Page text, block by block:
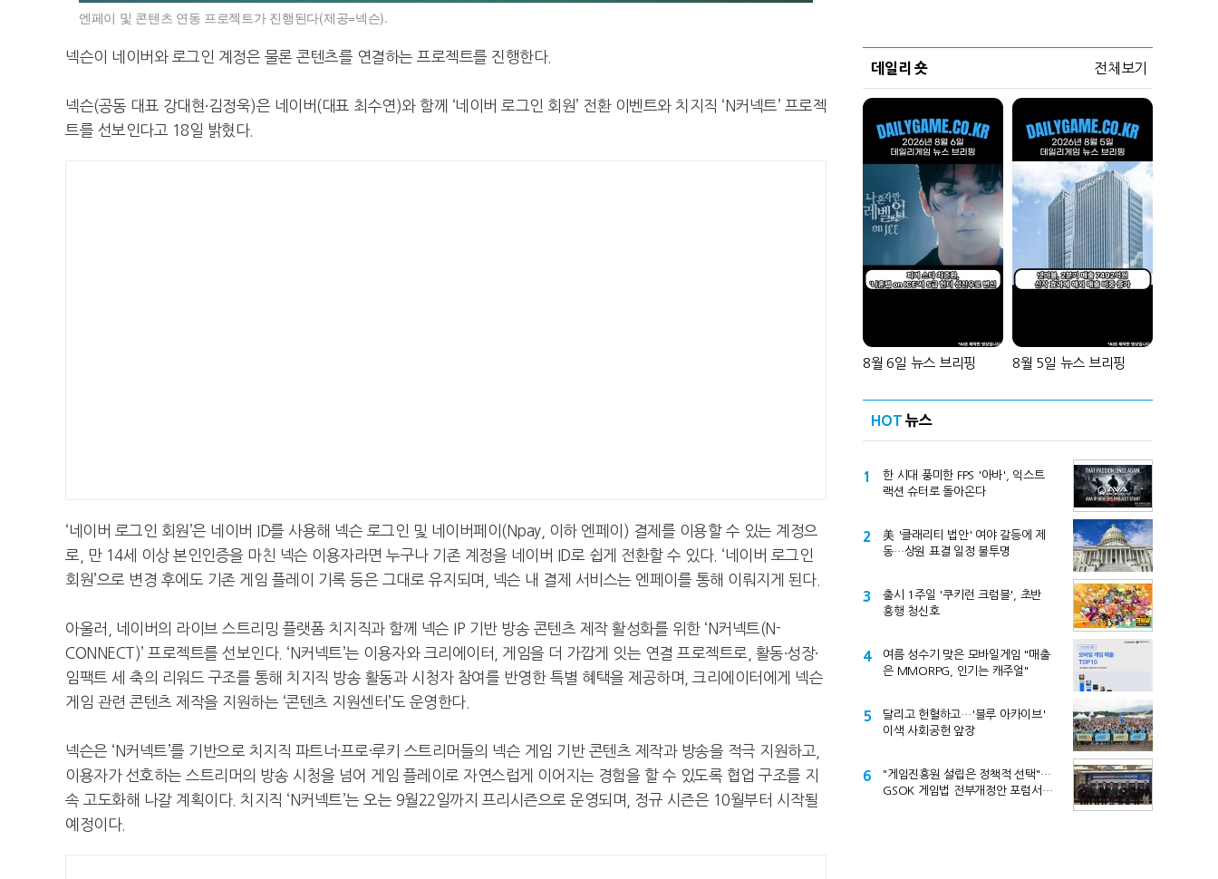
엔페이 및 콘텐츠 연동 프로젝트가 진행된다(제공=넥슨).
넥슨이 네이버와 로그인 계정은 물론 콘텐츠를 연결하는 프로젝트를 진행한다.
넥슨(공동 대표 강대현∙김정욱)은 네이버(대표 최수연)와 함께 ‘네이버 로그인 회원’ 전환 이벤트와 치지직 ‘N커넥트’ 프로젝
트를 선보인다고 18일 밝혔다.
‘네이버 로그인 회원’은 네이버 ID를 사용해 넥슨 로그인 및 네이버페이(Npay, 이하 엔페이) 결제를 이용할 수 있는 계정으
로, 만 14세 이상 본인인증을 마친 넥슨 이용자라면 누구나 기존 계정을 네이버 ID로 쉽게 전환할 수 있다. ‘네이버 로그인
회원’으로 변경 후에도 기존 게임 플레이 기록 등은 그대로 유지되며, 넥슨 내 결제 서비스는 엔페이를 통해 이뤄지게 된다.
아울러, 네이버의 라이브 스트리밍 플랫폼 치지직과 함께 넥슨 IP 기반 방송 콘텐츠 제작 활성화를 위한 ‘N커넥트(N-
CONNECT)’ 프로젝트를 선보인다. ‘N커넥트’는 이용자와 크리에이터, 게임을 더 가깝게 잇는 연결 프로젝트로, 활동∙성장∙
임팩트 세 축의 리워드 구조를 통해 치지직 방송 활동과 시청자 참여를 반영한 특별 혜택을 제공하며, 크리에이터에게 넥슨
게임 관련 콘텐츠 제작을 지원하는 ‘콘텐츠 지원센터’도 운영한다.
넥슨은 ‘N커넥트’를 기반으로 치지직 파트너·프로·루키 스트리머들의 넥슨 게임 기반 콘텐츠 제작과 방송을 적극 지원하고,
이용자가 선호하는 스트리머의 방송 시청을 넘어 게임 플레이로 자연스럽게 이어지는 경험을 할 수 있도록 협업 구조를 지
속 고도화해 나갈 계획이다. 치지직 ‘N커넥트’는 오는 9월22일까지 프리시즌으로 운영되며, 정규 시즌은 10월부터 시작될
예정이다.
데일리 숏 전체보기
8월 6일 뉴스 브리핑 8월 5일 뉴스 브리핑
HOT 뉴스
1
한 시대 풍미한 FPS '아바', 익스트
랙션 슈터로 돌아온다
2
美 '클래리티 법안' 여야 갈등에 제
동…상원 표결 일정 불투명
3
출시 1주일 '쿠키런 크럼블', 초반
흥행 청신호
4
여름 성수기 맞은 모바일게임 "매출
은 MMORPG, 인기는 캐주얼"
5
달리고 헌혈하고…'블루 아카이브'
이색 사회공헌 앞장
6
"게임진흥원 설립은 정책적 선택"…
GSOK 게임법 전부개정안 포럼서